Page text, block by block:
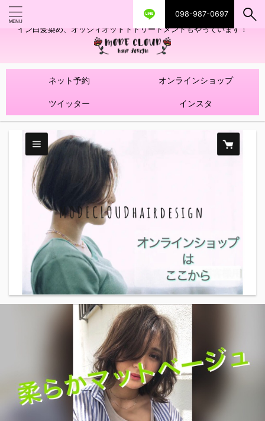
098-987-0697
艶ツヤヘアカラー！髪質改善トリートメントやハイライトを使ったデザ
イン白髪染め、オッジィオットトトリートメントもやっています！
ネット予約 オンラインショップ
ツイッター インスタ